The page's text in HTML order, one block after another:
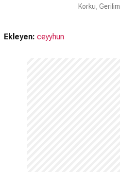
Korku, Gerilim
Ekleyen: ceyyhun